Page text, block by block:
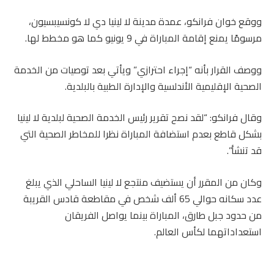
ووقع خوان فرانكو، عمدة مدينة لا لينيا دي لا كونسيبسيون،
مرسومًا يمنع إقامة المباراة في 9 يونيو كما هو مخطط لها.
ووصف القرار بأنه “إجراء احترازي” ويأتي بعد توصيات من الخدمة
الصحية الإقليمية الأندلسية والإدارة الطبية بالبلدية.
وقال فرانكو: “لقد نصح تقرير رئيس الخدمة الصحية لبلدية لا لينيا
بشكل قاطع بعدم استضافة المباراة نظرا للمخاطر الصحية التي
قد تنشأ”.
وكان من المقرر أن يستضيف منتجع لا لينيا الساحلي الذي يبلغ
عدد سكانه حوالي 65 ألف شخص في مقاطعة قادس القريبة
من حدود جبل طارق، المباراة بينما يواصل الفريقان
استعداداتهما لكأس العالم.